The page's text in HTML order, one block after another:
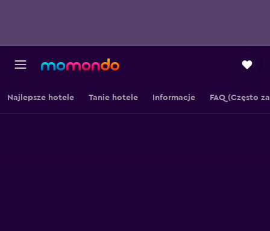
Najlepsze hotele Tanie hotele Informacje FAQ (Często